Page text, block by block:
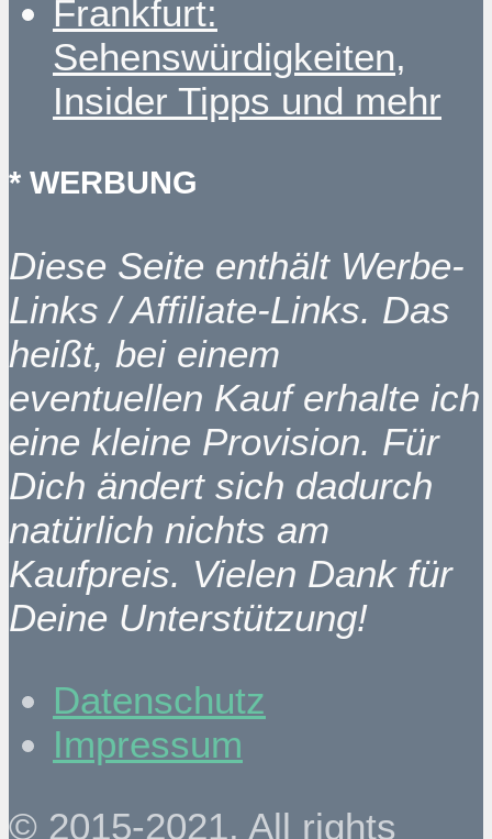
Frankfurt:
Sehenswürdigkeiten,
Insider Tipps und mehr
* WERBUNG
Diese Seite enthält Werbe-
Links / Affiliate-Links. Das
heißt, bei einem
eventuellen Kauf erhalte ich
eine kleine Provision. Für
Dich ändert sich dadurch
natürlich nichts am
Kaufpreis. Vielen Dank für
Deine Unterstützung!
Datenschutz
Impressum
© 2015-2021. All rights